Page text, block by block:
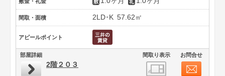
敷金・礼金
間取・面積 2LD･K 57.62㎡
アピールポイント
部屋詳細 間取り表示 お問合せ
2階２０３